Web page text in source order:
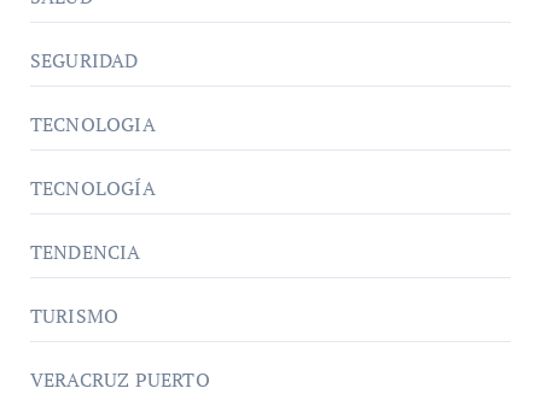
SEGURIDAD
TECNOLOGIA
TECNOLOGÍA
TENDENCIA
TURISMO
VERACRUZ PUERTO